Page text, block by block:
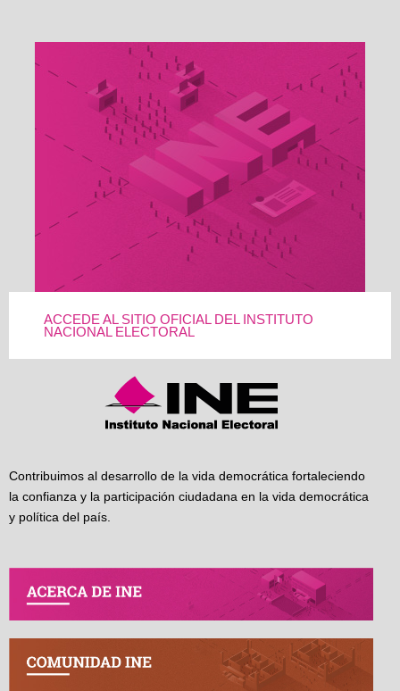
ACCEDE AL SITIO OFICIAL DEL INSTITUTO
NACIONAL ELECTORAL
Contribuimos al desarrollo de la vida democrática fortaleciendo
la confianza y la participación ciudadana en la vida democrática
y política del país.